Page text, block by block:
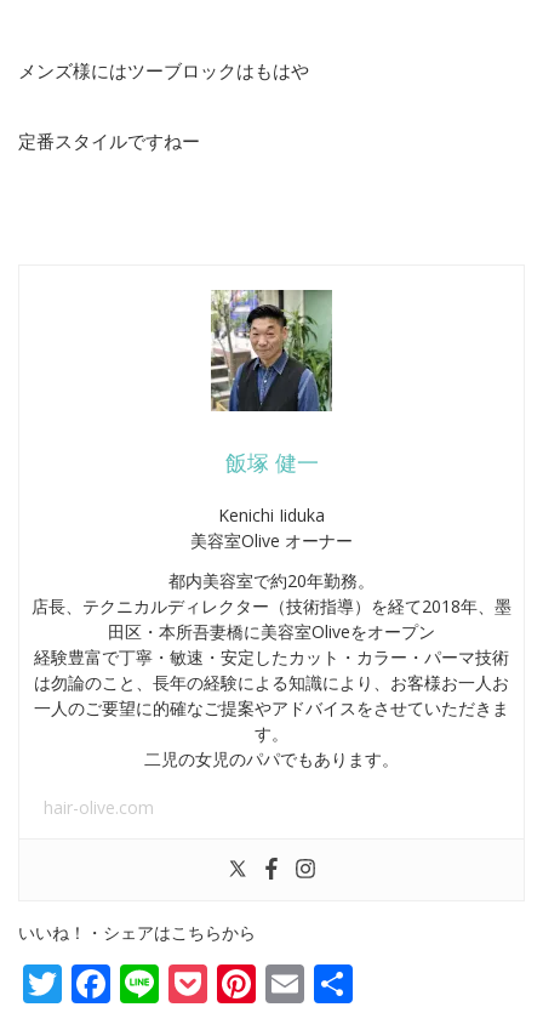
メンズ様にはツーブロックはもはや
定番スタイルですねー
飯塚 健一
Kenichi Iiduka
美容室Olive オーナー
都内美容室で約20年勤務。
店長、テクニカルディレクター（技術指導）を経て2018年、墨
田区・本所吾妻橋に美容室Oliveをオープン
経験豊富で丁寧・敏速・安定したカット・カラー・パーマ技術
は勿論のこと、長年の経験による知識により、お客様お一人お
一人のご要望に的確なご提案やアドバイスをさせていただきま
す。
二児の女児のパパでもあります。
hair-olive.com
いいね！・シェアはこちらから
Twitter
Facebook
LinePocket
Pinterest
Email